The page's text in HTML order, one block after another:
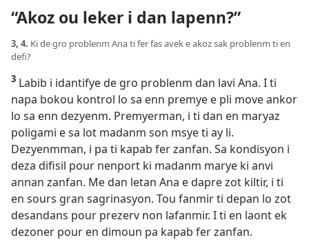
“Akoz ou leker i dan lapenn?”
3, 4. Ki de gro problenm Ana ti fer fas avek e akoz sak problenm ti en
defi?
3 Labib i idantifye de gro problenm dan lavi Ana. I ti
napa bokou kontrol lo sa enn premye e pli move ankor
lo sa enn dezyenm. Premyerman, i ti dan en maryaz
poligami e sa lot madanm son msye ti ay li.
Dezyenmman, i pa ti kapab fer zanfan. Sa kondisyon i
deza difisil pour nenport ki madanm marye ki anvi
annan zanfan. Me dan letan Ana e dapre zot kiltir, i ti
en sours gran sagrinasyon. Tou fanmir ti depan lo zot
desandans pour prezerv non lafanmir. I ti en laont ek
dezoner pour en dimoun pa kapab fer zanfan.